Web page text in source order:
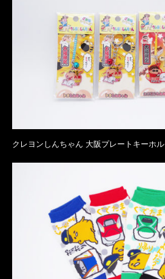
クレヨンしんちゃん 大阪プレートキーホ